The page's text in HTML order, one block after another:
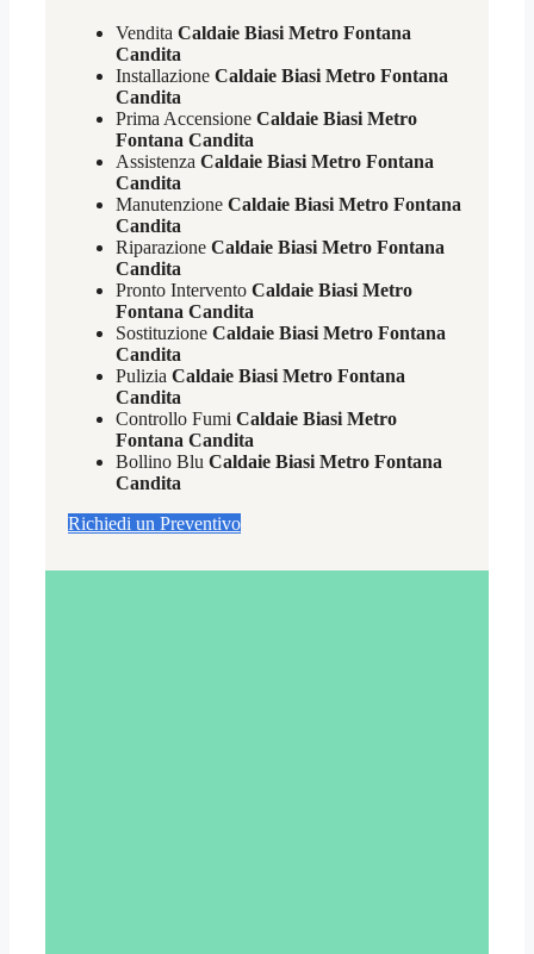
Vendita Caldaie Biasi Metro Fontana
Candita
Installazione Caldaie Biasi Metro Fontana
Candita
Prima Accensione Caldaie Biasi Metro
Fontana Candita
Assistenza Caldaie Biasi Metro Fontana
Candita
Manutenzione Caldaie Biasi Metro Fontana
Candita
Riparazione Caldaie Biasi Metro Fontana
Candita
Pronto Intervento Caldaie Biasi Metro
Fontana Candita
Sostituzione Caldaie Biasi Metro Fontana
Candita
Pulizia Caldaie Biasi Metro Fontana
Candita
Controllo Fumi Caldaie Biasi Metro
Fontana Candita
Bollino Blu Caldaie Biasi Metro Fontana
Candita
Richiedi un Preventivo